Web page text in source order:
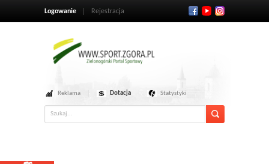
Logowanie Rejestracja
Reklama Dotacja Statystyki